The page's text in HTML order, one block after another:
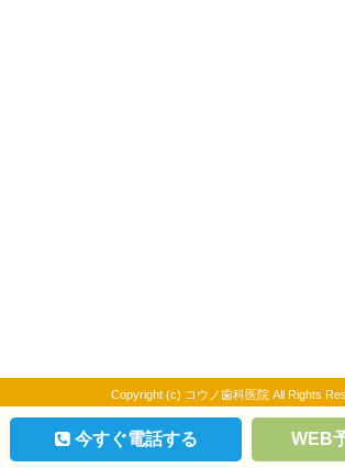
Copyright (c) コウノ歯科医院 All Rights
今すぐ電話する WEB